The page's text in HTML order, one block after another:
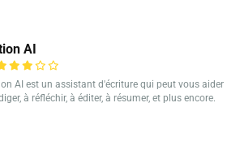
AI
AI est un assistant d'écriture qui peut vous aider
à réfléchir, à éditer, à résumer, et plus encore.